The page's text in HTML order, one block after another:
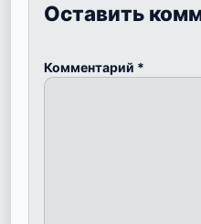
Оставить
Комментарий *